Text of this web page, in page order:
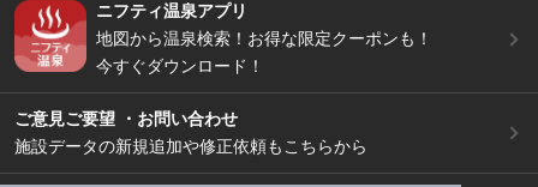
ニフティ温泉アプリ
地図から温泉検索！お得な限定クーポンも！
今すぐダウンロード！
ご意見ご要望 ・お問い合わせ
施設データの新規追加や修正依頼もこちらから